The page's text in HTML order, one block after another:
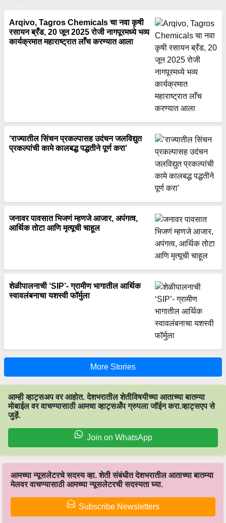
Arqivo, Tagros Chemicals चा नवा कृषी
रसायन ब्रँड, 20 जून 2025 रोजी नागपूरमध्ये भव्य
कार्यक्रमात महाराष्ट्रात लाँच करण्यात आला
‘राज्यातील सिंचन प्रकल्पासह उदंचन जलविद्युत
प्रकल्पांची कामे कालबद्ध पद्धतीने पूर्ण करा’
जनावर पावसात भिजणं म्हणजे आजार, अपंगत्व,
आर्थिक तोटा आणि मृत्यूची चाहूल
शेळीपालनाची ‘SIP’- ग्रामीण भागातील आर्थिक
स्वावलंबनाचा यशस्वी फॉर्मुला
More Stories
आम्ही व्हाट्सअप वर आहोत. देशभरातील शेतीविषयीच्या आताच्या बातम्या
मोबाईल वर वाचण्यासाठी आमचा व्हाट्सअँप ग्रुपला जॉईन करा.व्हाट्सएप से
जुड़ें.
Join on WhatsApp
आमच्या न्यूसलेटरचे सदस्य व्हा. शेती संबंधीत देशभरातील आताच्या बातम्या
मेलवर वाचण्यासाठी आमच्या न्यूसलेटरची सदस्यता घ्या.
Subscribe Newsletters